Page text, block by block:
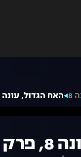
8 האח הגדול, עונה 8, פרק 61: הדחה מפחידה